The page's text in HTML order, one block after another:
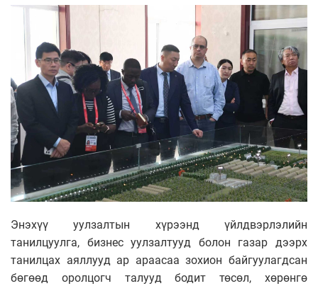
Энэхүү уулзалтын хүрээнд үйлдвэрлэлийн
танилцуулга, бизнес уулзалтууд болон газар дээрх
танилцах аяллууд ар араасаа зохион байгуулагдсан
бөгөөд оролцогч талууд бодит төсөл, хөрөнгө